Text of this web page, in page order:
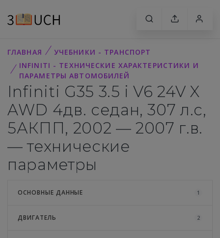
ГЛАВНАЯ
УЧЕБНИКИ - ТРАНСПОРТ
INFINITI - ТЕХНИЧЕСКИЕ ХАРАКТЕРИСТИКИ И
ПАРАМЕТРЫ АВТОМОБИЛЕЙ
Infiniti G35 3.5 i V6 24V X
AWD 4дв. седан, 307 л.с,
5АКПП, 2002 — 2007 г.в.
— технические
параметры
ОСНОВНЫЕ ДАННЫЕ 1
ДВИГАТЕЛЬ 2